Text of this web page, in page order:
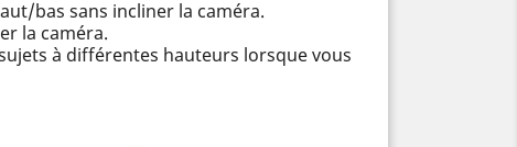
bas sans incliner la caméra.
la caméra.
à différentes hauteurs lorsque vous